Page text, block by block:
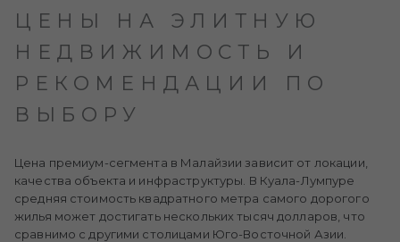
ЦЕНЫ НА ЭЛИТНУЮ
НЕДВИЖИМОСТЬ И
РЕКОМЕНДАЦИИ ПО
ВЫБОРУ
Цена премиум-сегмента в Малайзии зависит от локации,
качества объекта и инфраструктуры. В Куала-Лумпуре
средняя стоимость квадратного метра самого дорогого
жилья может достигать нескольких тысяч долларов, что
сравнимо с другими столицами Юго-Восточной Азии.